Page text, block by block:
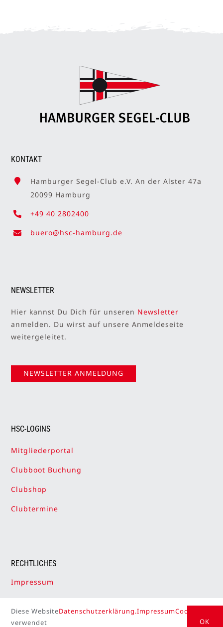
KONTAKT
Hamburger Segel-Club e.V. An der Alster 47a
20099 Hamburg
+49 40 2802400
buero@hsc-hamburg.de
NEWSLETTER
Hier kannst Du Dich für unseren Newsletter
anmelden. Du wirst auf unsere Anmeldeseite
weitergeleitet.
NEWSLETTER ANMELDUNG
HSC-LOGINS
Mitgliederportal
Clubboot Buchung
Clubshop
Clubtermine
RECHTLICHES
Impressum
Cookie-Einstellungen
Diese Website
verwendet
Datenschutzerklärung.ImpressumCookie
OK